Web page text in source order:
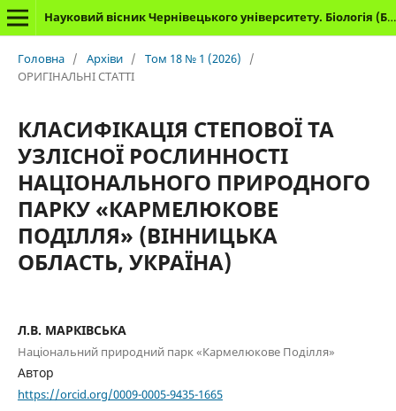
Науковий вісник Чернівецького університету. Біологія (Біологічні системи)
Головна / Архіви / Том 18 № 1 (2026)
/
ОРИГІНАЛЬНІ СТАТТІ
КЛАСИФІКАЦІЯ СТЕПОВОЇ ТА
УЗЛІСНОЇ РОСЛИННОСТІ
НАЦІОНАЛЬНОГО ПРИРОДНОГО
ПАРКУ «КАРМЕЛЮКОВЕ
ПОДІЛЛЯ» (ВІННИЦЬКА
ОБЛАСТЬ, УКРАЇНА)
Л.В. МАРКІВСЬКА
Національний природний парк «Кармелюкове Поділля»
Автор
https://orcid.org/0009-0005-9435-1665